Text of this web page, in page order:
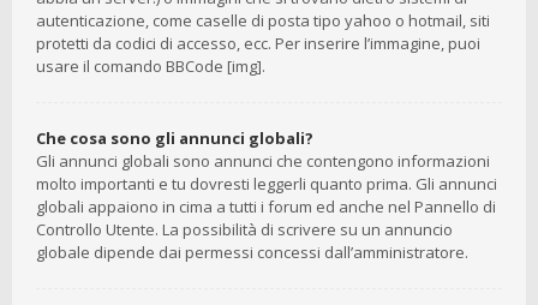
autenticazione, come caselle di posta tipo yahoo o hotmail, siti
protetti da codici di accesso, ecc. Per inserire l’immagine, puoi
usare il comando BBCode [img].
Che cosa sono gli annunci globali?
Gli annunci globali sono annunci che contengono informazioni
molto importanti e tu dovresti leggerli quanto prima. Gli annunci
globali appaiono in cima a tutti i forum ed anche nel Pannello di
Controllo Utente. La possibilità di scrivere su un annuncio
globale dipende dai permessi concessi dall’amministratore.